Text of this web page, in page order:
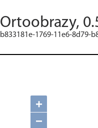
Ortoobrazy,
b833181e-1769-11e6-8d79-
+
−